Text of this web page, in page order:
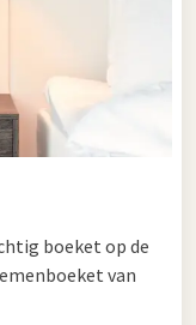
boeket op de
van